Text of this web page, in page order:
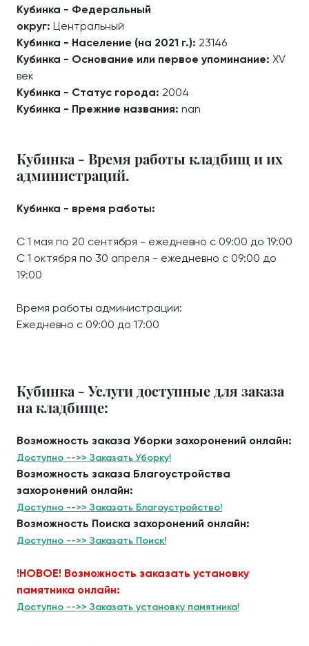
Кубинка - Федеральный
округ: Центральный
Кубинка - Население (на 2021 г.): 23146
Кубинка - Основание или первое упоминание: XV
век
Кубинка - Статус города: 2004
Кубинка - Прежние названия: nan
Кубинка - Время работы кладбищ и их
администраций.
Кубинка - время работы:
С 1 мая по 20 сентября - ежедневно с 09:00 до 19:00
С 1 октября по 30 апреля - ежедневно с 09:00 до
19:00
Время работы администрации:
Ежедневно с 09:00 до 17:00
Кубинка - Услуги доступные для заказа
на кладбище:
Возможность заказа Уборки захоронений онлайн:
Доступно -->> Заказать Уборку!
Возможность заказа Благоустройства
захоронений онлайн:
Доступно -->> Заказать Благоустройство!
Возможность Поиска захоронений онлайн:
Доступно -->> Заказать Поиск!
!НОВОЕ! Возможность заказать установку
памятника онлайн:
Доступно -->> Заказать установку памятника!